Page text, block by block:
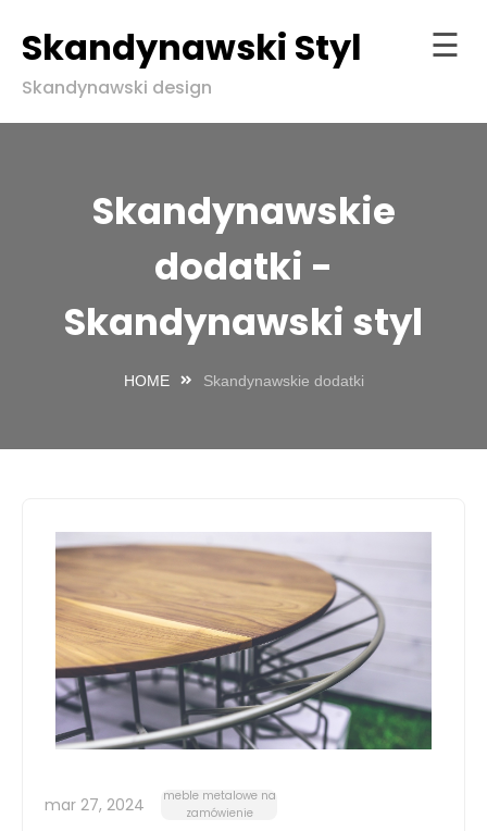
to
content
Skandynawski Styl
Skandynawski design
☰
Skandynawskie
dodatki -
Skandynawski styl
HOME Skandynawskie dodatki
mar 27, 2024
meble metalowe na
zamówienie